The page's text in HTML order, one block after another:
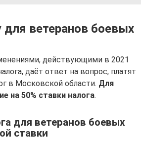
для ветеранов боевых
действующими в 2021
даёт ответ на вопрос, платят
в Московской области. Для
на 50% ставки налога.
для ветеранов боевых
ставки